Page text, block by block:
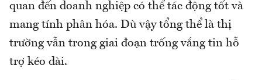
quan đến doanh nghiệp có thể tác động tốt và
mang tính phân hóa. Dù vậy tổng thể là thị
trường vẫn trong giai đoạn trống vắng tin hỗ
trợ kéo dài.